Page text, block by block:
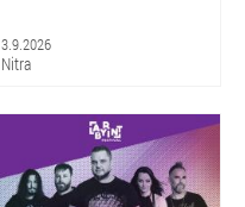
3.9.2026
Nitra